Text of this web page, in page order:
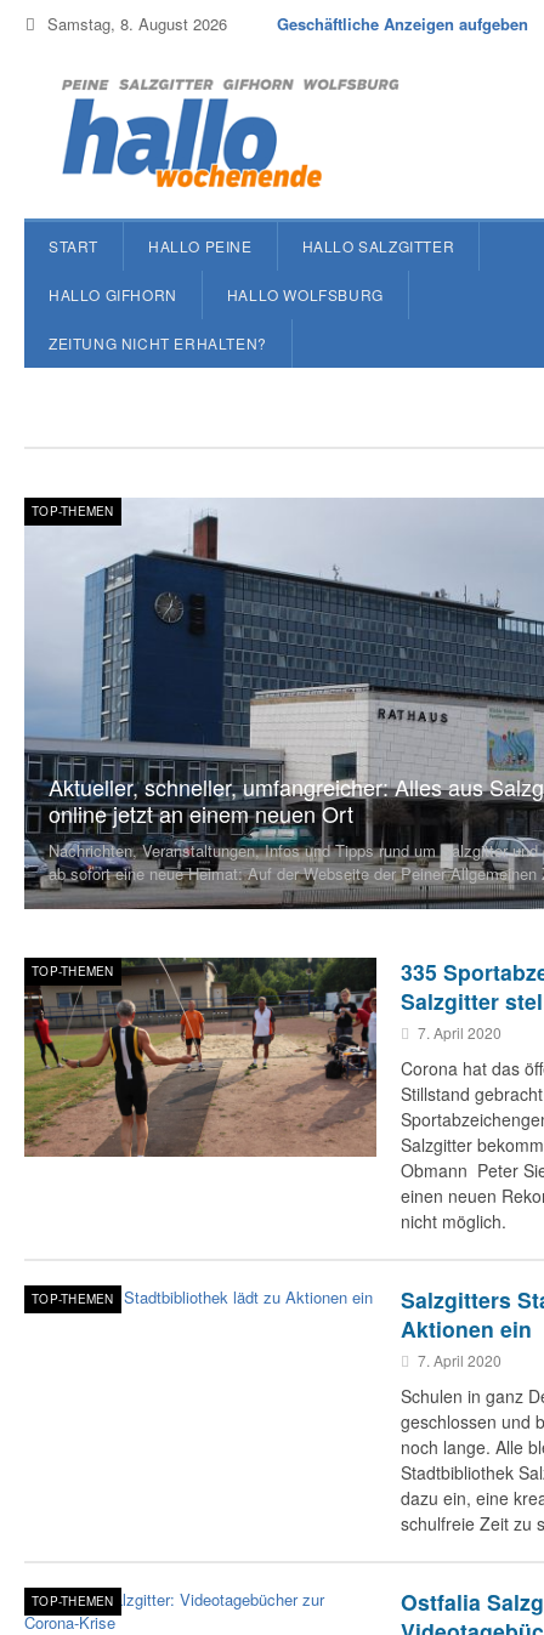
Samstag, 8. August 2026 Geschäftliche Anzeigen aufgeben
START HALLO PEINE HALLO SALZGITTER
HALLO GIFHORN HALLO WOLFSBURG
ZEITUNG NICHT ERHALTEN?
TOP-THEMEN
Aktueller, schneller, umfangreicher: Alles aus
online jetzt an einem neuen Ort
Nachrichten, Veranstaltungen, Infos und Tipps rund um Salzgitter und
ab sofort eine neue Heimat: Auf der Webseite der Peiner
TOP-THEMEN
335
Salzgitter
7. April 2020
Corona hat das
Stillstand
Salzgitter
Obmann Peter
einen neuen
nicht möglich.
TOP-THEMEN
Salzgitters
Aktionen ein
7. April 2020
Schulen in ganz
geschlossen und
noch lange. Alle
Stadtbibliothek
dazu ein, eine
schulfreie Zeit zu
TOP-THEMEN
Ostfalia